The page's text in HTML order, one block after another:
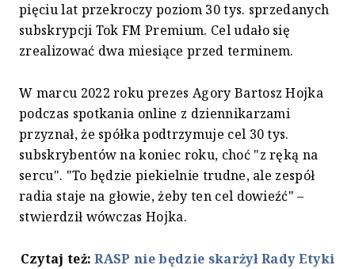
pięciu lat przekroczy poziom 30 tys. sprzedanych
subskrypcji Tok FM Premium. Cel udało się
zrealizować dwa miesiące przed terminem.
W marcu 2022 roku prezes Agory Bartosz Hojka
podczas spotkania online z dziennikarzami
przyznał, że spółka podtrzymuje cel 30 tys.
subskrybentów na koniec roku, choć "z ręką na
sercu". "To będzie piekielnie trudne, ale zespół
radia staje na głowie, żeby ten cel dowieźć" –
stwierdził wówczas Hojka.
Czytaj też:RASP nie będzie skarżył Rady Etyki